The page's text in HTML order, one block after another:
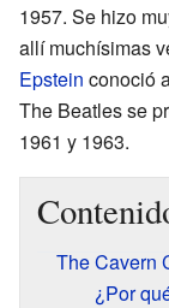
1957. Se hizo
allí muchísimas
Epstein conoció
The Beatles se
1961 y 1963.
The Cavern
¿Por